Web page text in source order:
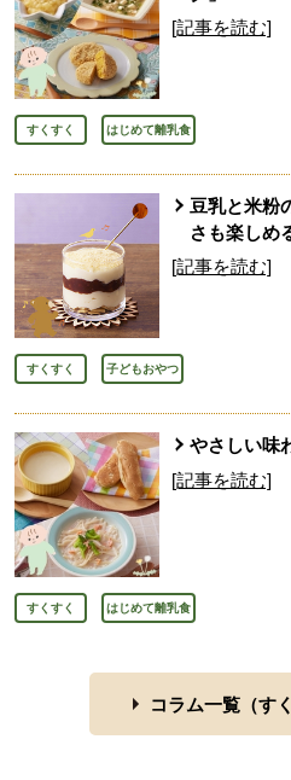
[記事を読む]
すくすく はじめて離乳食
豆乳と米粉
さも楽しめ
[記事を読む]
すくすく 子どもおやつ
やさしい味
[記事を読む]
すくすく はじめて離乳食
コラム一覧（す